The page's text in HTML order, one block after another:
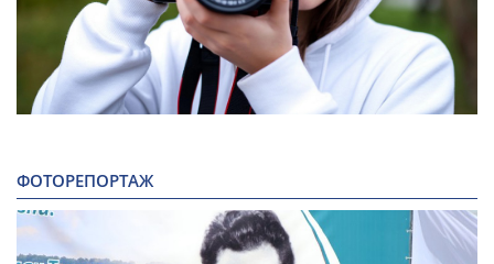
ФОТОРЕПОРТАЖ